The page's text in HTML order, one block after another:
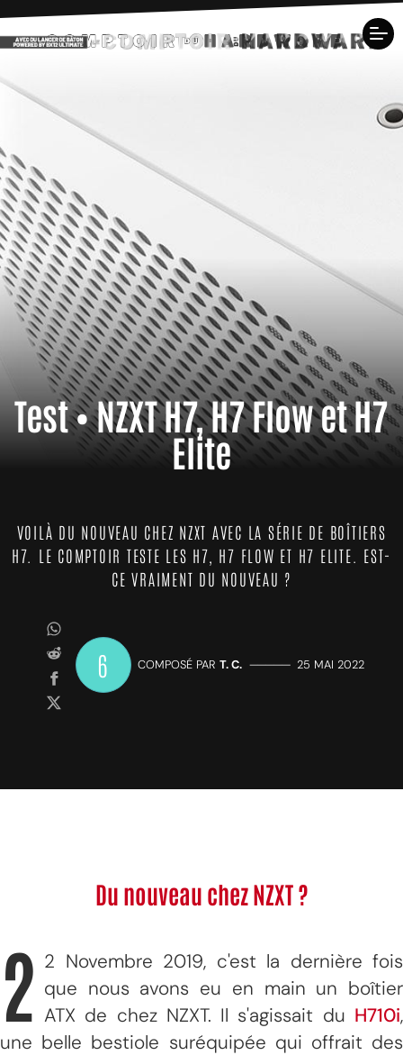
Test • NZXT H7, H7 Flow et H7
Elite
VOILÀ DU NOUVEAU CHEZ NZXT AVEC LA SÉRIE DE BOÎTIERS
H7. LE COMPTOIR TESTE LES H7, H7 FLOW ET H7 ELITE. EST-
CE VRAIMENT DU NOUVEAU ?
6 COMPOSÉ PAR T. C. ————— 25 MAI 2022
Du nouveau chez NZXT ?
2 2 Novembre 2019, c'est la dernière fois
que nous avons eu en main un boîtier
ATX de chez NZXT. Il s'agissait du H710i,
une belle bestiole suréquipée qui offrait des